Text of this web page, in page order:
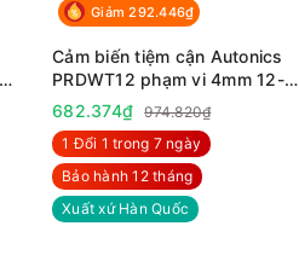
Giảm 292.446₫
Cảm biến tiệm cận Autonics
PRDWT12 phạm vi 4mm 12-
24VDC
682.374₫
974.820₫
1 Đổi 1 trong 7 ngày
Bảo hành 12 tháng
Xuất xứ Hàn Quốc